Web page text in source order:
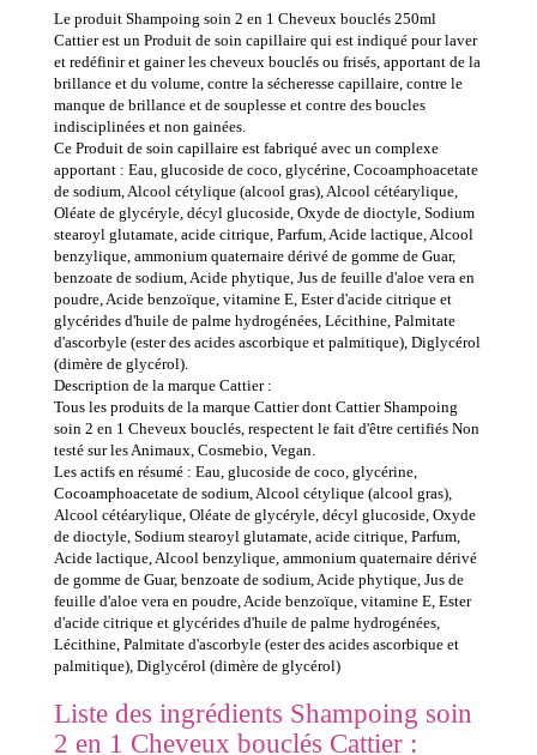
Le produit Shampoing soin 2 en 1 Cheveux bouclés 250ml
Cattier est un Produit de soin capillaire qui est indiqué pour laver
et redéfinir et gainer les cheveux bouclés ou frisés, apportant de la
brillance et du volume, contre la sécheresse capillaire, contre le
manque de brillance et de souplesse et contre des boucles
indisciplinées et non gainées.
Ce Produit de soin capillaire est fabriqué avec un complexe
apportant : Eau, glucoside de coco, glycérine, Cocoamphoacetate
de sodium, Alcool cétylique (alcool gras), Alcool cétéarylique,
Oléate de glycéryle, décyl glucoside, Oxyde de dioctyle, Sodium
stearoyl glutamate, acide citrique, Parfum, Acide lactique, Alcool
benzylique, ammonium quaternaire dérivé de gomme de Guar,
benzoate de sodium, Acide phytique, Jus de feuille d'aloe vera en
poudre, Acide benzoïque, vitamine E, Ester d'acide citrique et
glycérides d'huile de palme hydrogénées, Lécithine, Palmitate
d'ascorbyle (ester des acides ascorbique et palmitique), Diglycérol
(dimère de glycérol).
Description de la marque Cattier :
Tous les produits de la marque Cattier dont Cattier Shampoing
soin 2 en 1 Cheveux bouclés, respectent le fait d'être certifiés Non
testé sur les Animaux, Cosmebio, Vegan.
Les actifs en résumé : Eau, glucoside de coco, glycérine,
Cocoamphoacetate de sodium, Alcool cétylique (alcool gras),
Alcool cétéarylique, Oléate de glycéryle, décyl glucoside, Oxyde
de dioctyle, Sodium stearoyl glutamate, acide citrique, Parfum,
Acide lactique, Alcool benzylique, ammonium quaternaire dérivé
de gomme de Guar, benzoate de sodium, Acide phytique, Jus de
feuille d'aloe vera en poudre, Acide benzoïque, vitamine E, Ester
d'acide citrique et glycérides d'huile de palme hydrogénées,
Lécithine, Palmitate d'ascorbyle (ester des acides ascorbique et
palmitique), Diglycérol (dimère de glycérol)
Liste des ingrédients Shampoing soin
2 en 1 Cheveux bouclés Cattier :